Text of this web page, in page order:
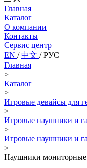
Главная
Каталог
О компании
Контакты
Сервис центр
EN /中文 /РУС
Главная
>
Каталог
>
Игровые девайсы для
>
Игровые наушники и
>
Игровые наушники и
>
Наушники мониторные